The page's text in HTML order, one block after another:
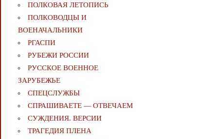
ПОЛКОВАЯ ЛЕТОПИСЬ
ПОЛКОВОДЦЫ И
ВОЕНАЧАЛЬНИКИ
РГАСПИ
РУБЕЖИ РОССИИ
РУССКОЕ ВОЕННОЕ
ЗАРУБЕЖЬЕ
СПЕЦСЛУЖБЫ
СПРАШИВАЕТЕ — ОТВЕЧАЕМ
СУЖДЕНИЯ. ВЕРСИИ
ТРАГЕДИЯ ПЛЕНА